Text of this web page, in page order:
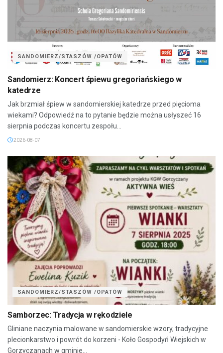
SANDOMIERZ/STASZÓW /OPATÓW
Sandomierz: Koncert śpiewu gregoriańskiego w
katedrze
Jak brzmiał śpiew w sandomierskiej katedrze przed pięcioma
wiekami? Odpowiedź na to pytanie będzie można usłyszeć 16
sierpnia podczas koncertu zespołu...
2026-08-07
SANDOMIERZ/STASZÓW /OPATÓW
Samborzec: Tradycja w rękodziele
Gliniane naczynia malowane w sandomierskie wzory, tradycyjne
plecionkarstwo i powrót do korzeni - Koło Gospodyń Wiejskich w
Gorzyczanach w gminie...